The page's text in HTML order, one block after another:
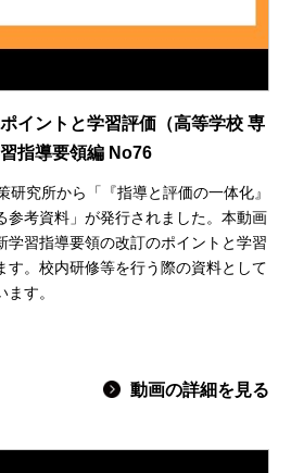
イントと学習評価（高等学校 専
指導要領編 No76
研究所から「『指導と評価の一体化』
参考資料」が発行されました。本動画
学習指導要領の改訂のポイントと学習
す。校内研修等を行う際の資料として
す。
動画の詳細を見る